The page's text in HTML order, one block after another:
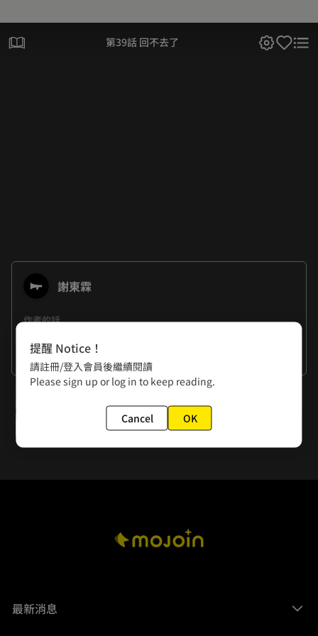
第39話 回不去了
謝東霖
作者的話
餓了......
--------
編輯：
《妖怪五星好評》第二季即將進入最終篇，將於25/12/3起恢
者們多多光顧，也不要錯過接下來的精彩篇章喔！
看更多
妖怪設定公開 ① 幽靈船
最新消息
提醒 Notice！
請註冊/登入會員後繼續閱讀
Please sign up or log in to keep reading.
Cancel OK